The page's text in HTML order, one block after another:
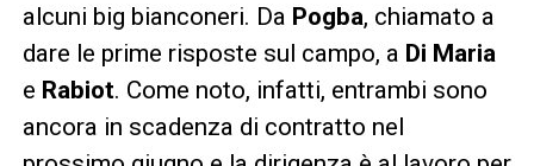
alcuni big bianconeri. Da Pogba, chiamato a
dare le prime risposte sul campo, a Di Maria
e Rabiot. Come noto, infatti, entrambi sono
ancora in scadenza di contratto nel